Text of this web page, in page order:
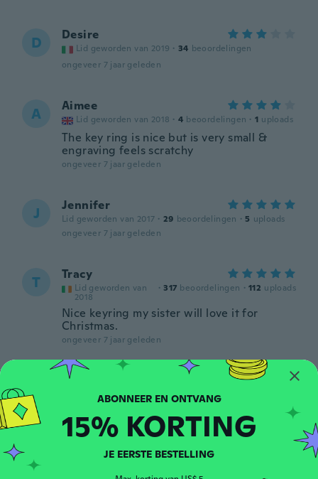
D Desire
Lid geworden van 2019 · 34 beoordelingen
ongeveer 7 jaar geleden
A Aimee
Lid geworden van 2018 · 4 beoordelingen · 1 uploads
The key ring is nice but is very small &
engraving feels scratchy
ongeveer 7 jaar geleden
J Jennifer
Lid geworden van 2017 · 29 beoordelingen · 5 uploads
ongeveer 7 jaar geleden
T Tracy
Lid geworden van
2018
· 317 beoordelingen · 112 uploads
Nice keyring my sister will love it for
Christmas.
ongeveer 7 jaar geleden
Kristen
Lid geworden van 2016 · 9 beoordelingen
H Hannah
ABONNEER EN ONTVANG
15% KORTING
JE EERSTE BESTELLING